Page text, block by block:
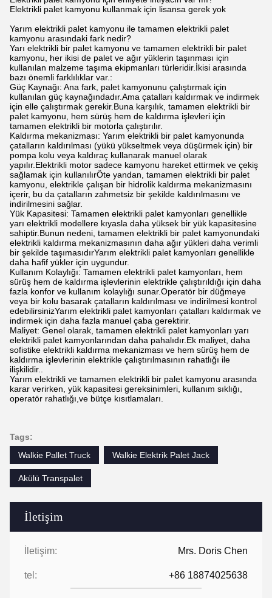
İletişim
İletişim: Mrs. Doris Chen
tel: +86 18874025638
Elektrikli palet kamyonu kullanmak için lisansa gerek yok
Yarım elektrikli palet kamyonu ile tamamen elektrikli palet
kamyonu arasındaki fark nedir?
Yarı elektrikli bir palet kamyonu ve tamamen elektrikli bir palet
kamyonu, her ikisi de palet ve ağır yüklerin taşınması için
kullanılan malzeme taşıma ekipmanları türleridir.İkisi arasında
bazı önemli farklılıklar var.:
Güç Kaynağı: Ana fark, palet kamyonunu çalıştırmak için
kullanılan güç kaynağındadır.Ama çatalları kaldırmak ve indirmek
için elle çalıştırmak gerekir.Buna karşılık, tamamen elektrikli bir
palet kamyonu, hem sürüş hem de kaldırma işlevleri için
tamamen elektrikli bir motorla çalıştırılır.
Kaldırma mekanizması: Yarım elektrikli bir palet kamyonunda
çatalların kaldırılması (yükü yükseltmek veya düşürmek için) bir
pompa kolu veya kaldıraç kullanarak manuel olarak
yapılır.Elektrikli motor sadece kamyonu hareket ettirmek ve çekiş
sağlamak için kullanılırÖte yandan, tamamen elektrikli bir palet
kamyonu, elektrikle çalışan bir hidrolik kaldırma mekanizmasını
içerir, bu da çatalların zahmetsiz bir şekilde kaldırılmasını ve
indirilmesini sağlar.
Yük Kapasitesi: Tamamen elektrikli palet kamyonları genellikle
yarı elektrikli modellere kıyasla daha yüksek bir yük kapasitesine
sahiptir.Bunun nedeni, tamamen elektrikli bir palet kamyonundaki
elektrikli kaldırma mekanizmasının daha ağır yükleri daha verimli
bir şekilde taşımasıdırYarım elektrikli palet kamyonları genellikle
daha hafif yükler için uygundur.
Kullanım Kolaylığı: Tamamen elektrikli palet kamyonları, hem
sürüş hem de kaldırma işlevlerinin elektrikle çalıştırıldığı için daha
fazla konfor ve kullanım kolaylığı sunar.Operatör bir düğmeye
veya bir kolu basarak çatalların kaldırılması ve indirilmesi kontrol
edebilirsinizYarım elektrikli palet kamyonları çatalları kaldırmak ve
indirmek için daha fazla manuel çaba gerektirir.
Maliyet: Genel olarak, tamamen elektrikli palet kamyonları yarı
elektrikli palet kamyonlarından daha pahalıdır.Ek maliyet, daha
sofistike elektrikli kaldırma mekanizması ve hem sürüş hem de
kaldırma işlevlerinin elektrikle çalıştırılmasının rahatlığı ile
ilişkilidir..
Yarım elektrikli ve tamamen elektrikli bir palet kamyonu arasında
karar verirken, yük kapasitesi gereksinimleri, kullanım sıklığı,
operatör rahatlığı,ve bütçe kısıtlamaları.
Tags:
Walkie Pallet Truck
Walkie Elektrik Palet Jack
Akülü Transpalet